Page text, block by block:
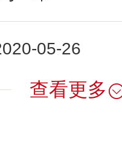
05-26
查看更多